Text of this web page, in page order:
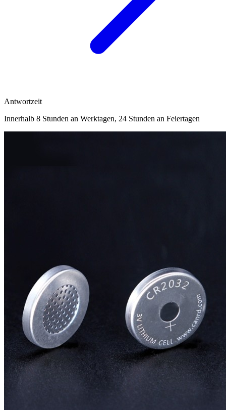
Antwortzeit
Innerhalb 8 Stunden an Werktagen, 24 Stunden an Feiertagen